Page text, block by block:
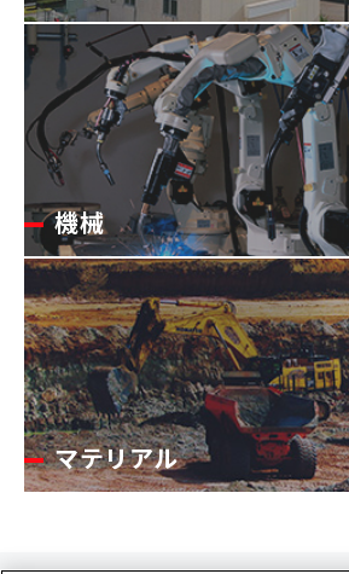
機械
マテリアル